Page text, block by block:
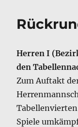
Herren I
den
Zum Auftakt
Tabellenvierten
Spiele